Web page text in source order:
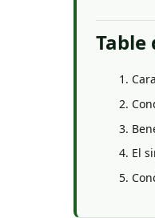
Table
El